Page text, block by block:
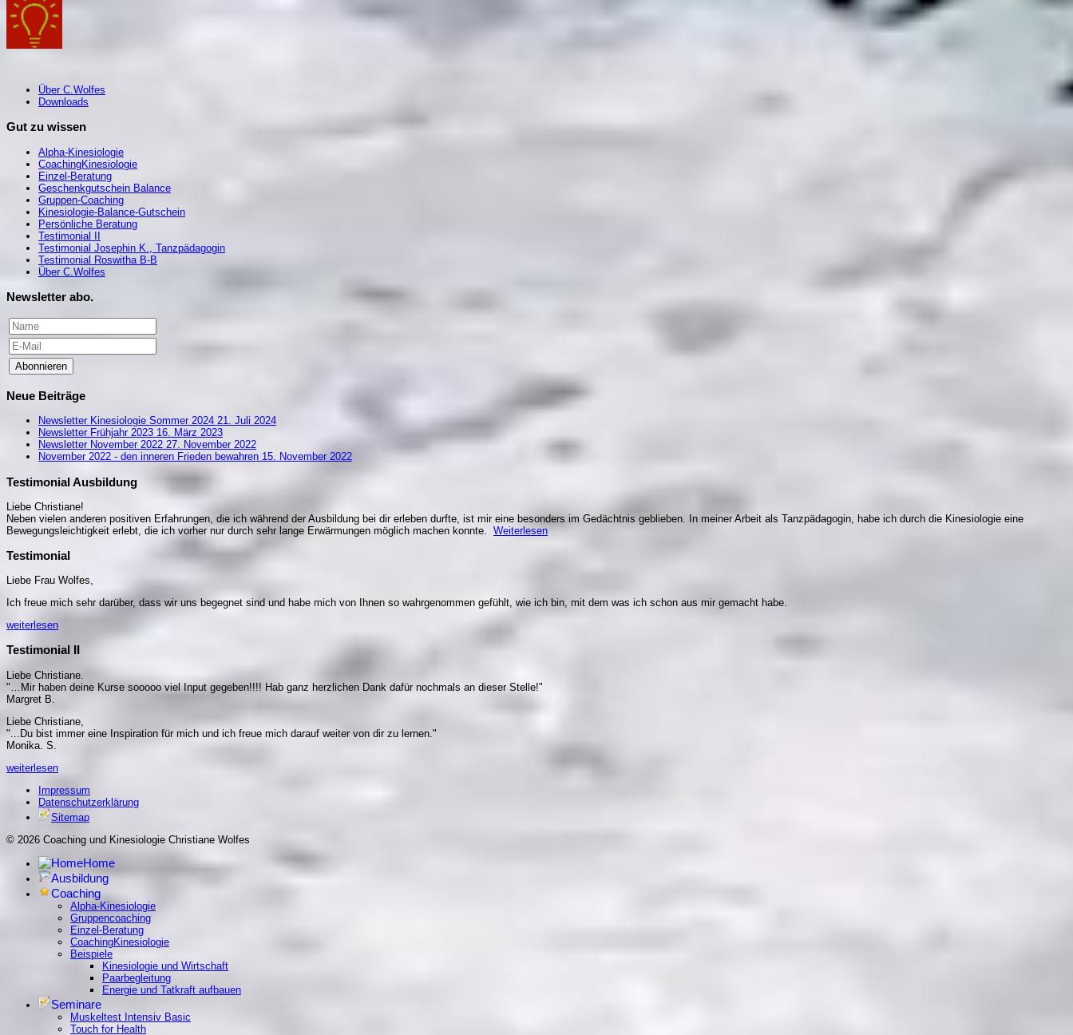
Über C.Wolfes
Downloads
Gut zu wissen
Alpha-Kinesiologie
CoachingKinesiologie
Einzel-Beratung
Geschenkgutschein Balance
Gruppen-Coaching
Kinesiologie-Balance-Gutschein
Persönliche Beratung
Testimonial II
Testimonial Josephin K., Tanzpädagogin
Testimonial Roswitha B-B
Über C.Wolfes
Newsletter abo.
Abonnieren
Neue Beiträge
Newsletter Kinesiologie Sommer 2024 21. Juli 2024
Newsletter Frühjahr 2023 16. März 2023
Newsletter November 2022 27. November 2022
November 2022 - den inneren Frieden bewahren 15. November 2022
Testimonial Ausbildung
Liebe Christiane!
Neben vielen anderen positiven Erfahrungen, die ich während der Ausbildung bei dir erleben durfte, ist mir eine besonders im Gedächtnis geblieben. In meiner Arbeit als Tanzpädagogin, habe ich durch die Kinesiologie eine
Bewegungsleichtigkeit erlebt, die ich vorher nur durch sehr lange Erwärmungen möglich machen konnte. Weiterlesen
Testimonial
Liebe Frau Wolfes,
Ich freue mich sehr darüber, dass wir uns begegnet sind und habe mich von Ihnen so wahrgenommen gefühlt, wie ich bin, mit dem was ich schon aus mir gemacht habe.
weiterlesen
Testimonial II
Liebe Christiane.
"…Mir haben deine Kurse sooooo viel Input gegeben!!!! Hab ganz herzlichen Dank dafür nochmals an dieser Stelle!"
Margret B.
Liebe Christiane,
"...Du bist immer eine Inspiration für mich und ich freue mich darauf weiter von dir zu lernen."
Monika. S.
weiterlesen
Impressum
Datenschutzerklärung
Sitemap
© 2026 Coaching und Kinesiologie Christiane Wolfes
Home
Ausbildung
Coaching
Alpha-Kinesiologie
Gruppencoaching
Einzel-Beratung
CoachingKinesiologie
Beispiele
Kinesiologie und Wirtschaft
Paarbegleitung
Energie und Tatkraft aufbauen
Seminare
Muskeltest Intensiv Basic
Touch for Health